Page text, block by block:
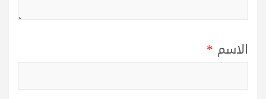
الاسم *